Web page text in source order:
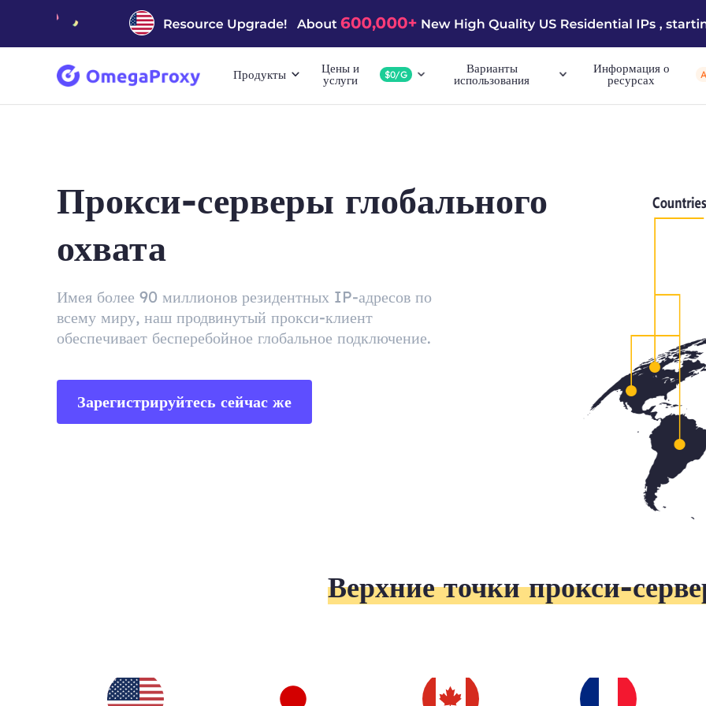
Продукты Цены и
услуги $0/G Варианты
использования
Информация о
ресурсах
Прокси-серверы глобального
охвата
Имея более 90 миллионов резидентных IP-адресов по
всему миру, наш продвинутый прокси-клиент
обеспечивает бесперебойное глобальное подключение.
Зарегистрируйтесь сейчас же
Верхние точки прокси-